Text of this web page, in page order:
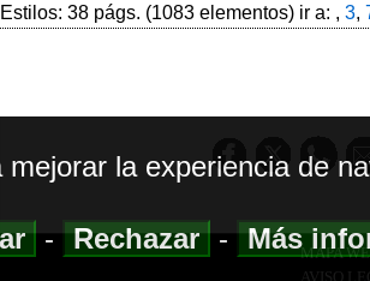
38 págs. (1083 elementos) ir a: , 3,
MAPA
AVISO
la experiencia de
-Rechazar-Más